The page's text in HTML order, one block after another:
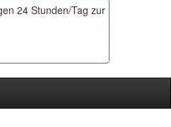
24 Stunden/Tag zur